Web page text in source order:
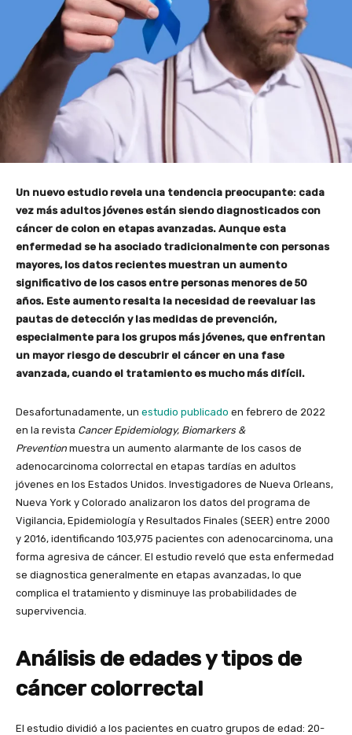
Un nuevo estudio revela una tendencia preocupante: cada
vez más adultos jóvenes están siendo diagnosticados con
cáncer de colon en etapas avanzadas. Aunque esta
enfermedad se ha asociado tradicionalmente con personas
mayores, los datos recientes muestran un aumento
significativo de los casos entre personas menores de 50
años. Este aumento resalta la necesidad de reevaluar las
pautas de detección y las medidas de prevención,
especialmente para los grupos más jóvenes, que enfrentan
un mayor riesgo de descubrir el cáncer en una fase
avanzada, cuando el tratamiento es mucho más difícil.
Desafortunadamente, un estudio publicado en febrero de 2022
en la revista Cancer Epidemiology, Biomarkers &
Prevention muestra un aumento alarmante de los casos de
adenocarcinoma colorrectal en etapas tardías en adultos
jóvenes en los Estados Unidos. Investigadores de Nueva Orleans,
Nueva York y Colorado analizaron los datos del programa de
Vigilancia, Epidemiología y Resultados Finales (SEER) entre 2000
y 2016, identificando 103,975 pacientes con adenocarcinoma, una
forma agresiva de cáncer. El estudio reveló que esta enfermedad
se diagnostica generalmente en etapas avanzadas, lo que
complica el tratamiento y disminuye las probabilidades de
supervivencia.
Análisis de edades y tipos de
cáncer colorrectal
El estudio dividió a los pacientes en cuatro grupos de edad: 20-